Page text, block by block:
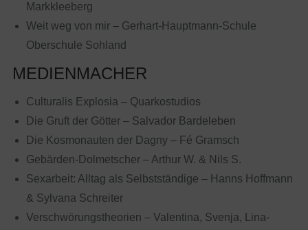
Markkleeberg
Weit weg von mir – Gerhart-Hauptmann-Schule
Oberschule Sohland
MEDIENMACHER
Culturalis Explosia – Quarkostudios
Die Gruft der Götter – Salvador Bardeleben
Die Kosmonauten der Dagny – Fé Gramsch
Gebärden-Dolmetscher – Arthur W. & Nils S.
Sexarbeit: Alltag als Selbstständige – Hanns Hoffmann
& Sylvana Schreiter
Verschwörungstheorien – Valentina, Svenja, Lina-